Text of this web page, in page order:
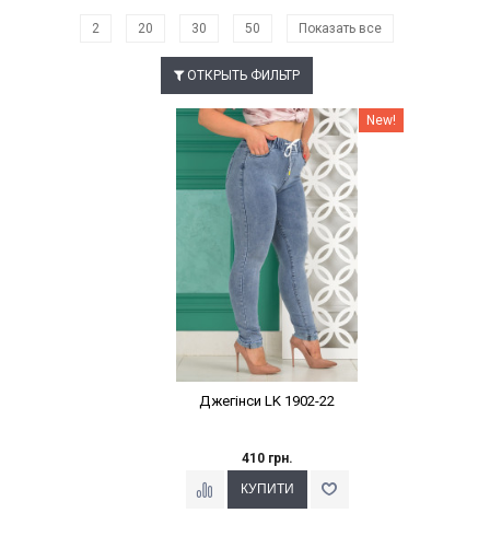
2 20 30 50 Показать все
ОТКРЫТЬ ФИЛЬТР
Наклейки Варіант з % New!
Джегінси LK 1902-22
410 грн.